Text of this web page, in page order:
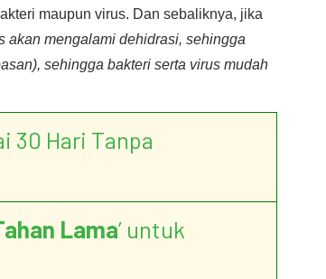
maupun virus. Dan sebaliknya, jika
akan mengalami dehidrasi, sehingga
sehingga bakteri serta virus mudah
30 Hari Tanpa
Lama’ untuk